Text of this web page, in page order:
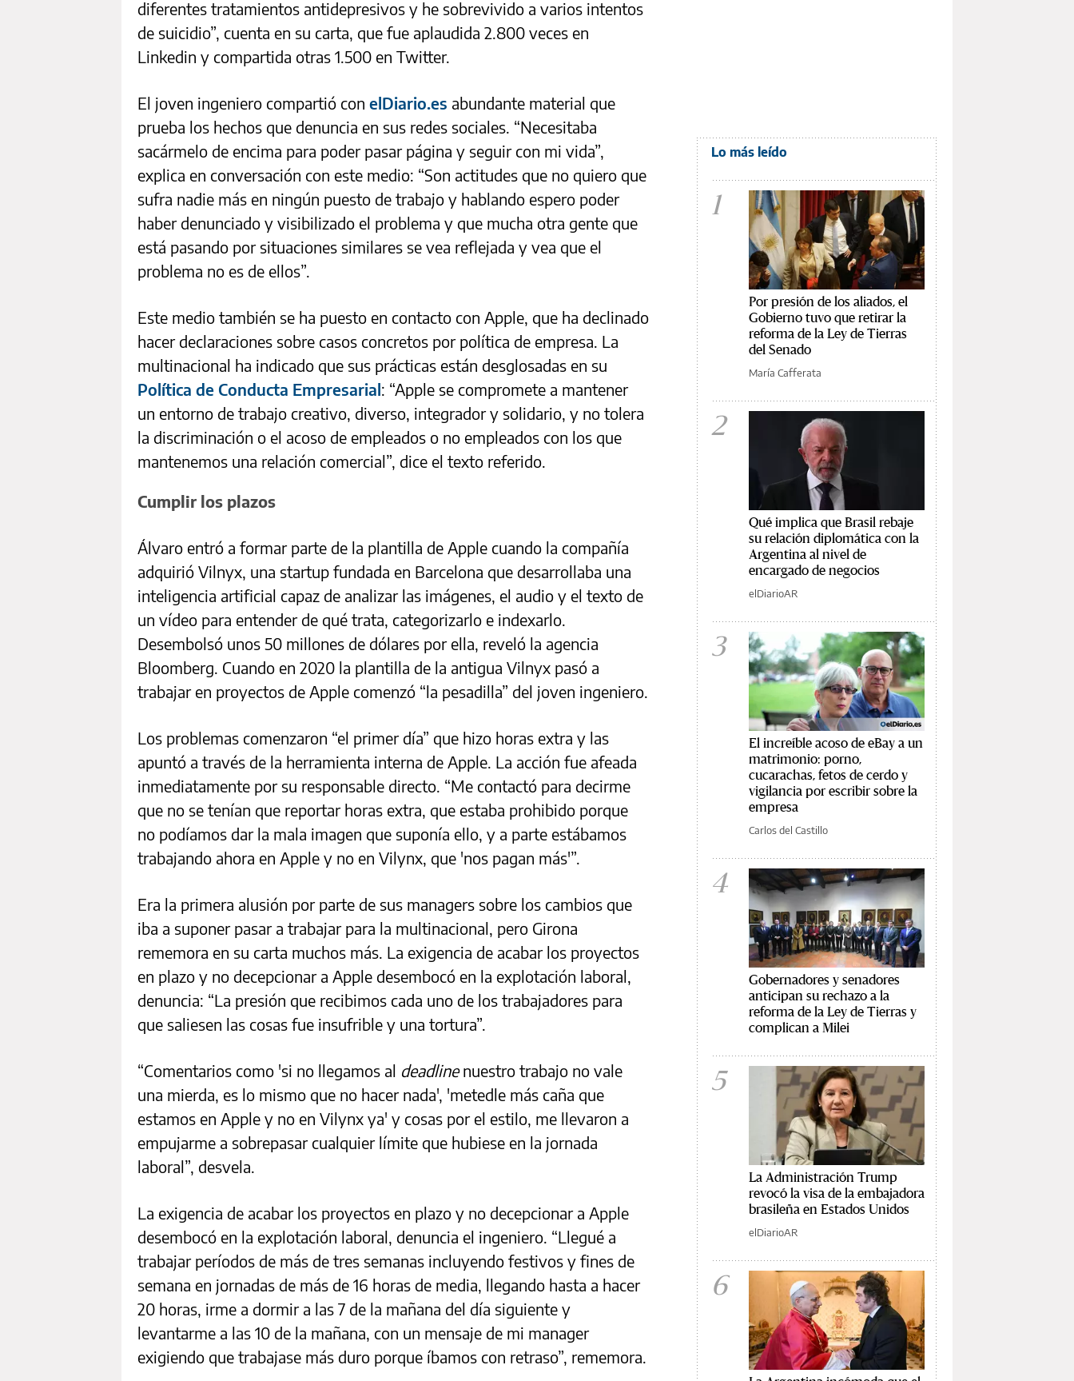
diferentes tratamientos antidepresivos y he sobrevivido a varios intentos
de suicidio”, cuenta en su carta, que fue aplaudida 2.800 veces en
Linkedin y compartida otras 1.500 en Twitter.
El joven ingeniero compartió con elDiario.es abundante material que
prueba los hechos que denuncia en sus redes sociales. “Necesitaba
sacármelo de encima para poder pasar página y seguir con mi vida”,
explica en conversación con este medio: “Son actitudes que no quiero que
sufra nadie más en ningún puesto de trabajo y hablando espero poder
haber denunciado y visibilizado el problema y que mucha otra gente que
está pasando por situaciones similares se vea reflejada y vea que el
problema no es de ellos”.
Este medio también se ha puesto en contacto con Apple, que ha declinado
hacer declaraciones sobre casos concretos por política de empresa. La
multinacional ha indicado que sus prácticas están desglosadas en su
Política de Conducta Empresarial: “Apple se compromete a mantener
un entorno de trabajo creativo, diverso, integrador y solidario, y no tolera
la discriminación o el acoso de empleados o no empleados con los que
mantenemos una relación comercial”, dice el texto referido.
Cumplir los plazos
Álvaro entró a formar parte de la plantilla de Apple cuando la compañía
adquirió Vilnyx, una startup fundada en Barcelona que desarrollaba una
inteligencia artificial capaz de analizar las imágenes, el audio y el texto de
un vídeo para entender de qué trata, categorizarlo e indexarlo.
Desembolsó unos 50 millones de dólares por ella, reveló la agencia
Bloomberg. Cuando en 2020 la plantilla de la antigua Vilnyx pasó a
trabajar en proyectos de Apple comenzó “la pesadilla” del joven ingeniero.
Los problemas comenzaron “el primer día” que hizo horas extra y las
apuntó a través de la herramienta interna de Apple. La acción fue afeada
inmediatamente por su responsable directo. “Me contactó para decirme
que no se tenían que reportar horas extra, que estaba prohibido porque
no podíamos dar la mala imagen que suponía ello, y a parte estábamos
trabajando ahora en Apple y no en Vilynx, que 'nos pagan más'”.
Era la primera alusión por parte de sus managers sobre los cambios que
iba a suponer pasar a trabajar para la multinacional, pero Girona
rememora en su carta muchos más. La exigencia de acabar los proyectos
en plazo y no decepcionar a Apple desembocó en la explotación laboral,
denuncia: “La presión que recibimos cada uno de los trabajadores para
que saliesen las cosas fue insufrible y una tortura”.
“Comentarios como 'si no llegamos al deadlinenuestro trabajo no vale
una mierda, es lo mismo que no hacer nada', 'metedle más caña que
estamos en Apple y no en Vilynx ya' y cosas por el estilo, me llevaron a
empujarme a sobrepasar cualquier límite que hubiese en la jornada
laboral”, desvela.
La exigencia de acabar los proyectos en plazo y no decepcionar a Apple
desembocó en la explotación laboral, denuncia el ingeniero. “Llegué a
trabajar períodos de más de tres semanas incluyendo festivos y fines de
semana en jornadas de más de 16 horas de media, llegando hasta a hacer
20 horas, irme a dormir a las 7 de la mañana del día siguiente y
levantarme a las 10 de la mañana, con un mensaje de mi manager
exigiendo que trabajase más duro porque íbamos con retraso”, rememora.
Lo más leído
1
Por presión de los aliados, el
Gobierno tuvo que retirar la
reforma de la Ley de Tierras
del Senado
María Cafferata
2
Qué implica que Brasil rebaje
su relación diplomática con la
Argentina al nivel de
encargado de negocios
elDiarioAR
3
El increíble acoso de eBay a un
matrimonio: porno,
cucarachas, fetos de cerdo y
vigilancia por escribir sobre la
empresa
Carlos del Castillo
4
Gobernadores y senadores
anticipan su rechazo a la
reforma de la Ley de Tierras y
complican a Milei
5
La Administración Trump
revocó la visa de la embajadora
brasileña en Estados Unidos
elDiarioAR
6